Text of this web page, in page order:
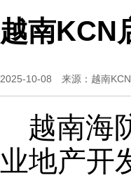
越南KCN
2025-10-08 来源：越南KCN
越南海
业地产开